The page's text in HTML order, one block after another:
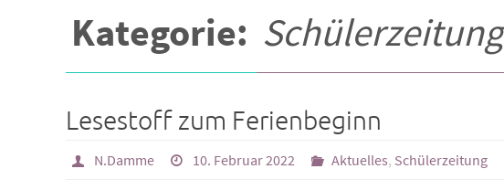
Kategorie: Schülerzeitung
Lesestoff zum Ferienbeginn
N.Damme 10. Februar 2022 Aktuelles, Schülerzeitung